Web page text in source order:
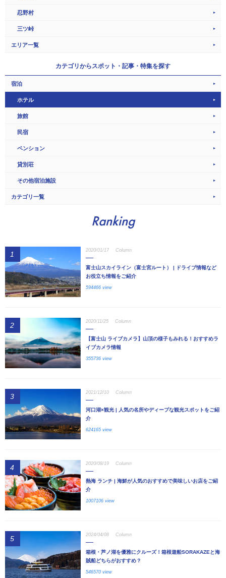
忍野村
三ツ峠
エリア一覧
カテゴリからスポット・記事・特集を探す
宿泊
ホテル
旅館
民宿
ペンション
貸別荘
その他宿泊施設
カテゴリ一覧
Ranking
1 2020/01/17 Column
富士山スカイライン（富士宮ルート） | ドライブ情報など
お役立ち情報をご紹介
594466 view
2 2020/11/25 Column
【富士山 ライブカメラ】山頂の様子もみれる！おすすめラ
イブカメラ情報
355736 view
3 2021/12/10 Column
河口湖×観光 | 人気の名所やディープな観光スポットをご紹
介
624165 view
4 2020/08/19 Column
熱海 ランチ | 海鮮が人気のおすすめで美味しいお店をご紹
介
1007106 view
5 2024/04/08 Column
箱根・芦ノ湖を優雅にクルーズ！箱根遊船SORAKAZEと海
賊船どちらがおすすめ？
546570 view